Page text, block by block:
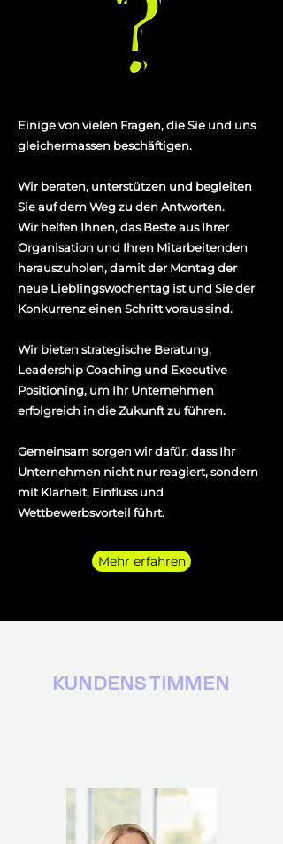
Einige von vielen Fragen, die Sie und uns
gleichermassen beschäftigen.
Wir beraten, unterstützen und begleiten
Sie auf dem Weg zu den Antworten.
Wir helfen Ihnen, das Beste aus Ihrer
Organisation und Ihren Mitarbeitenden
herauszuholen, damit der Montag der
neue Lieblingswochentag ist und Sie der
Konkurrenz einen Schritt voraus sind.
Wir bieten strategische Beratung,
Leadership Coaching und Executive
Positioning, um Ihr Unternehmen
erfolgreich in die Zukunft zu führen.
Gemeinsam sorgen wir dafür, dass Ihr
Unternehmen nicht nur reagiert, sondern
mit Klarheit, Einfluss und
Wettbewerbsvorteil führt.
Mehr erfahren
KUNDENSTIMMEN